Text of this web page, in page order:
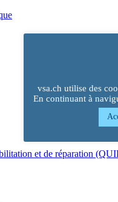
et de réparation
vsa.ch utilise des
En continuant à